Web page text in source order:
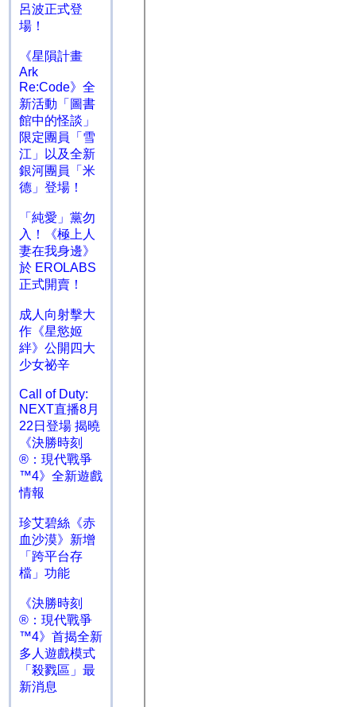
呂波正式登
場！
《星隕計畫
Ark
Re:Code》全
新活動「圖書
館中的怪談」
限定團員「雪
江」以及全新
銀河團員「米
德」登場！
「純愛」黨勿
入！《極上人
妻在我身邊》
於 EROLABS
正式開賣！
成人向射擊大
作《星慾姬
絆》公開四大
少女祕辛
Call of Duty:
NEXT直播8月
22日登場 揭曉
《決勝時刻
®：現代戰爭
™4》全新遊戲
情報
珍艾碧絲《赤
血沙漠》新增
「跨平台存
檔」功能
《決勝時刻
®：現代戰爭
™4》首揭全新
多人遊戲模式
「殺戮區」最
新消息